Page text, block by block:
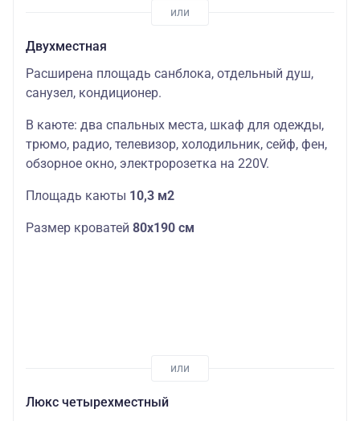
Двухместная
Расширена площадь санблока, отдельный душ,
санузел, кондиционер.
В каюте: два спальных места, шкаф для одежды,
трюмо, радио, телевизор, холодильник, сейф, фен,
обзорное окно, электророзетка на 220V.
Площадь каюты 10,3 м2
Размер кроватей 80х190 см
Люкс четырехместный